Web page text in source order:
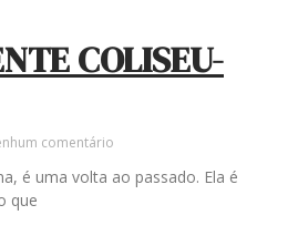
COLISEU-
comentário
é uma volta ao passado. Ela é
que